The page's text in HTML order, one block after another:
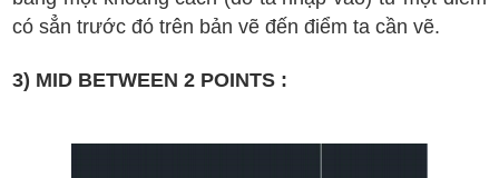
có sẳn trướcđó trên bản vẽđếnđiểm ta cần vẽ.
3) MID BETWEEN 2 POINTS :